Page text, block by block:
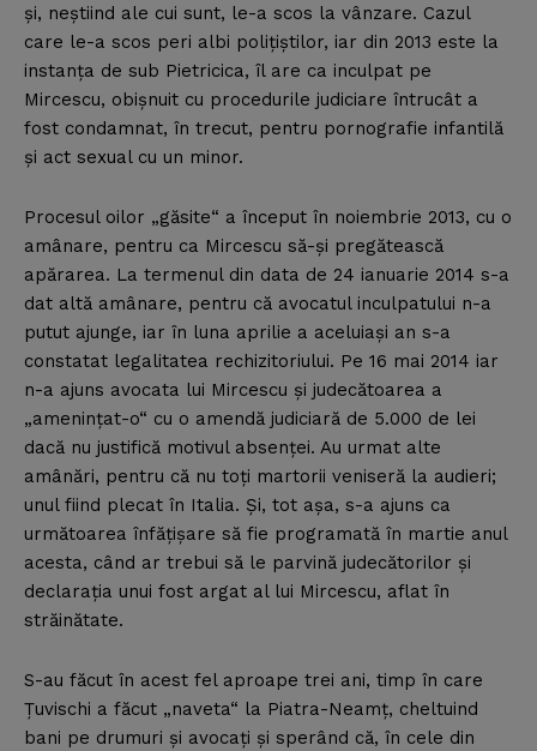
şi, neştiind ale cui sunt, le-a scos la vânzare. Cazul
care le-a scos peri albi poliţiştilor, iar din 2013 este la
instanţa de sub Pietricica, îl are ca inculpat pe
Mircescu, obişnuit cu procedurile judiciare întrucât a
fost condamnat, în trecut, pentru pornografie infantilă
şi act sexual cu un minor.
Procesul oilor „găsite“ a început în noiembrie 2013, cu o
amânare, pentru ca Mircescu să-şi pregătească
apărarea. La termenul din data de 24 ianuarie 2014 s-a
dat altă amânare, pentru că avocatul inculpatului n-a
putut ajunge, iar în luna aprilie a aceluiaşi an s-a
constatat legalitatea rechizitoriului. Pe 16 mai 2014 iar
n-a ajuns avocata lui Mircescu şi judecătoarea a
„ameninţat-o“ cu o amendă judiciară de 5.000 de lei
dacă nu justifică motivul absenţei. Au urmat alte
amânări, pentru că nu toţi martorii veniseră la audieri;
unul fiind plecat în Italia. Şi, tot aşa, s-a ajuns ca
următoarea înfăţişare să fie programată în martie anul
acesta, când ar trebui să le parvină judecătorilor şi
declaraţia unui fost argat al lui Mircescu, aflat în
străinătate.
S-au făcut în acest fel aproape trei ani, timp în care
Ţuvischi a făcut „naveta“ la Piatra-Neamţ, cheltuind
bani pe drumuri şi avocaţi şi sperând că, în cele din